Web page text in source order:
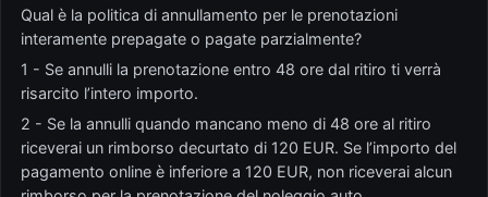
Qual è la politica di annullamento per le prenotazioni
interamente prepagate o pagate parzialmente?
1 - Se annulli la prenotazione entro 48 ore dal ritiro ti verrà
risarcito l’intero importo.
2 - Se la annulli quando mancano meno di 48 ore al ritiro
riceverai un rimborso decurtato di 120 EUR. Se l’importo del
pagamento online è inferiore a 120 EUR, non riceverai alcun